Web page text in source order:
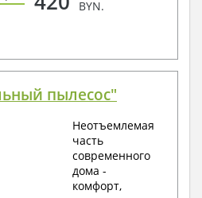
BYN.
пылесос"
Неотъемлемая
часть
современного
дома -
комфорт,